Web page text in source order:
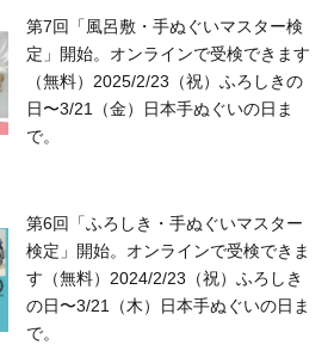
第7回「風呂敷・手ぬぐいマスター検
定」開始。オンラインで受検できます
（無料）2025/2/23（祝）ふろしきの
日〜3/21（金）日本手ぬぐいの日ま
で。
第6回「ふろしき・手ぬぐいマスター
検定」開始。オンラインで受検できま
す（無料）2024/2/23（祝）ふろしき
の日〜3/21（木）日本手ぬぐいの日ま
で。